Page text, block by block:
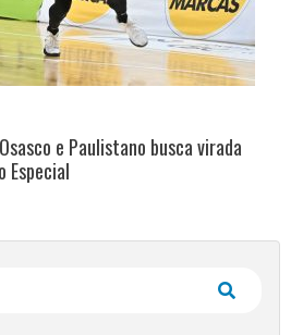
e Paulistano busca virada
Especial